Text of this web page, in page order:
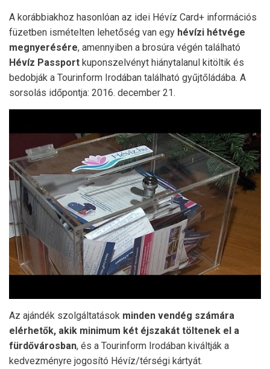
A korábbiakhoz hasonlóan az idei Hévíz Card+ információs
füzetben ismételten lehetőség van egy hévízi hétvége
megnyerésére, amennyiben a brosúra végén található
Hévíz Passport kuponszelvényt hiánytalanul kitöltik és
bedobják a Tourinform Irodában található gyűjtőládába. A
sorsolás időpontja: 2016. december 21.
Az ajándék szolgáltatások minden vendég számára
elérhetők, akik minimum két éjszakát töltenek el a
fürdővárosban, és a Tourinform Irodában kiváltják a
kedvezményre jogosító Hévíz/térségi kártyát.